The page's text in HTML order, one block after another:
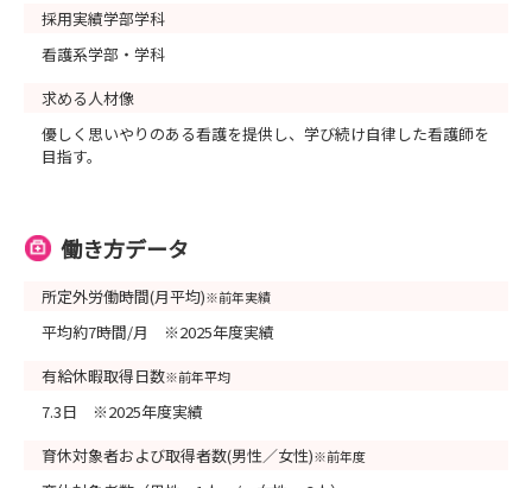
採用実績学部学科
看護系学部・学科
求める人材像
優しく思いやりのある看護を提供し、学び続け自律した看護師を
目指す。
働き方データ
所定外労働時間(月平均)※前年実績
平均約7時間/月 ※2025年度実績
有給休暇取得日数※前年平均
7.3日 ※2025年度実績
育休対象者および取得者数(男性／女性)※前年度